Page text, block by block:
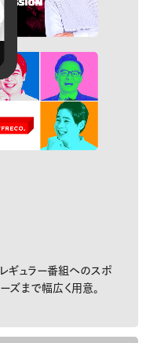
レギュラー番組へのスポ
ズまで幅広く用意。